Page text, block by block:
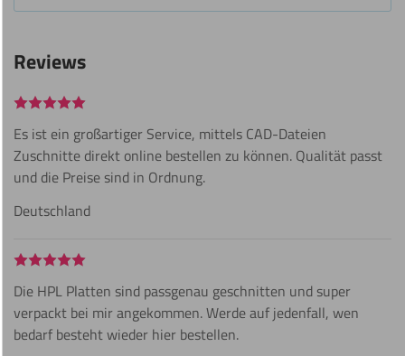
Reviews
Es ist ein großartiger Service, mittels CAD-Dateien
Zuschnitte direkt online bestellen zu können. Qualität passt
und die Preise sind in Ordnung.
Deutschland
Die HPL Platten sind passgenau geschnitten und super
verpackt bei mir angekommen. Werde auf jedenfall, wen
bedarf besteht wieder hier bestellen.